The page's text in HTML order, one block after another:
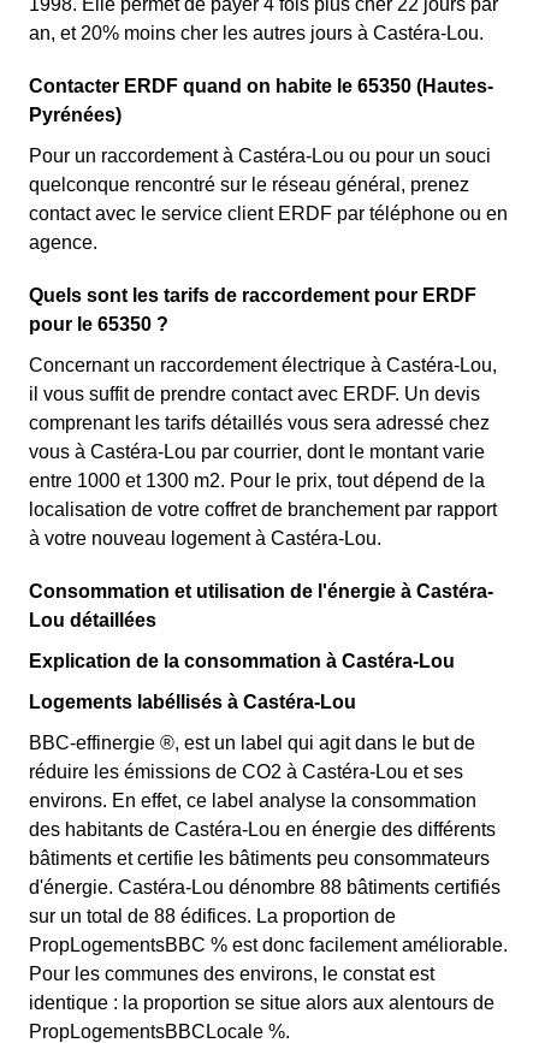
1998. Elle permet de payer 4 fois plus cher 22 jours par
an, et 20% moins cher les autres jours à Castéra-Lou.
Contacter ERDF quand on habite le 65350 (Hautes-
Pyrénées)
Pour un raccordement à Castéra-Lou ou pour un souci
quelconque rencontré sur le réseau général, prenez
contact avec le service client ERDF par téléphone ou en
agence.
Quels sont les tarifs de raccordement pour ERDF
pour le 65350 ?
Concernant un raccordement électrique à Castéra-Lou,
il vous suffit de prendre contact avec ERDF. Un devis
comprenant les tarifs détaillés vous sera adressé chez
vous à Castéra-Lou par courrier, dont le montant varie
entre 1000 et 1300 m2. Pour le prix, tout dépend de la
localisation de votre coffret de branchement par rapport
à votre nouveau logement à Castéra-Lou.
Consommation et utilisation de l'énergie à Castéra-
Lou détaillées
Explication de la consommation à Castéra-Lou
Logements labéllisés à Castéra-Lou
BBC-effinergie ®, est un label qui agit dans le but de
réduire les émissions de CO2 à Castéra-Lou et ses
environs. En effet, ce label analyse la consommation
des habitants de Castéra-Lou en énergie des différents
bâtiments et certifie les bâtiments peu consommateurs
d'énergie. Castéra-Lou dénombre 88 bâtiments certifiés
sur un total de 88 édifices. La proportion de
PropLogementsBBC % est donc facilement améliorable.
Pour les communes des environs, le constat est
identique : la proportion se situe alors aux alentours de
PropLogementsBBCLocale %.